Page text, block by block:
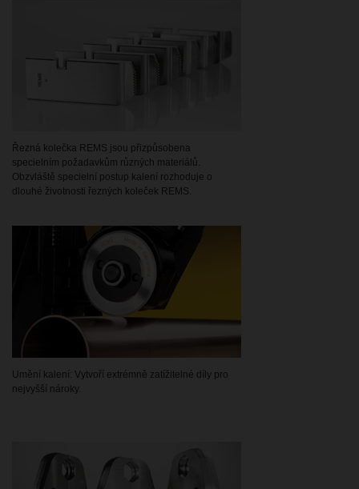
Řezná kolečka REMS jsou přizpůsobena
specielním požadavkům různých materiálů.
Obzvláště specielní postup kalení rozhoduje o
dlouhé životnosti řezných koleček REMS.
Umění kalení: Vytvoří extrémně zatížitelné díly pro
nejvyšší nároky.